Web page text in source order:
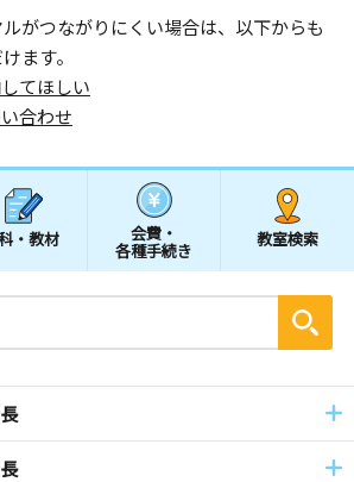
がつながりにくい場合は、以下からも
ます。
てほしい
合わせ
・教材 会費・
各種手続き
教室検索